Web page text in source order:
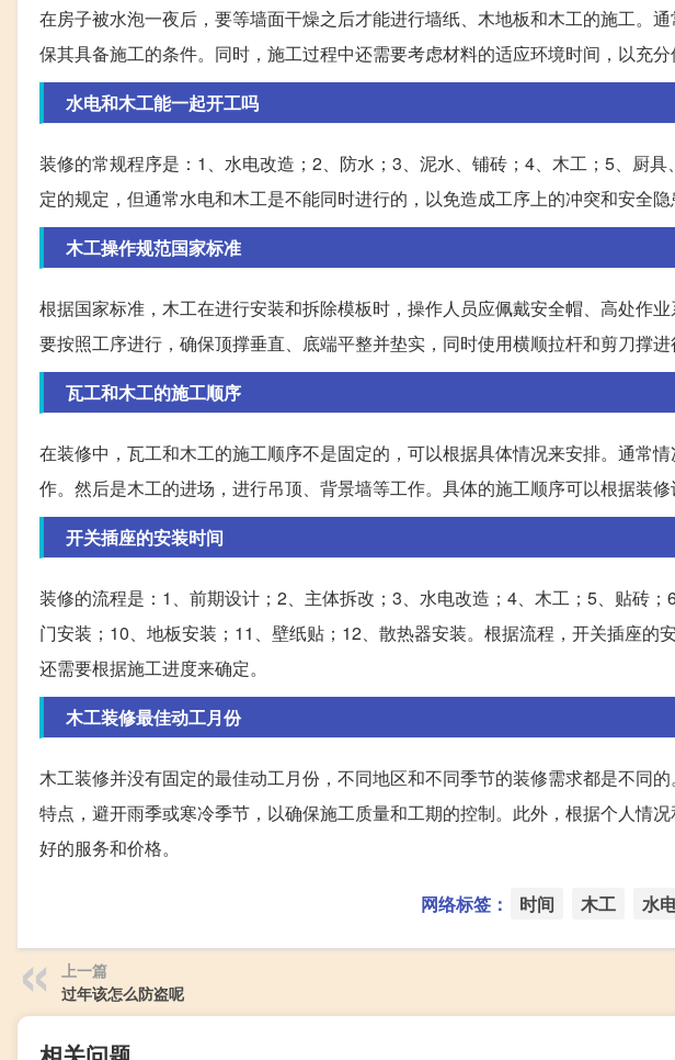
在房子被水泡一夜后，要等墙面干燥之后才能进行墙纸、木地板和木工的施工。
保其具备施工的条件。同时，施工过程中还需要考虑材料的适应环境时间，以充分
水电和木工能一起开工吗
装修的常规程序是：1、水电改造；2、防水；3、泥水、铺砖；4、木工；5、厨
定的规定，但通常水电和木工是不能同时进行的，以免造成工序上的冲突和安全隐
木工操作规范国家标准
根据国家标准，木工在进行安装和拆除模板时，操作人员应佩戴安全帽、高处作
要按照工序进行，确保顶撑垂直、底端平整并垫实，同时使用横顺拉杆和剪刀撑进
瓦工和木工的施工顺序
在装修中，瓦工和木工的施工顺序不是固定的，可以根据具体情况来安排。通常
作。然后是木工的进场，进行吊顶、背景墙等工作。具体的施工顺序可以根据装修
开关插座的安装时间
装修的流程是：1、前期设计；2、主体拆改；3、水电改造；4、木工；5、贴砖
门安装；10、地板安装；11、壁纸贴；12、散热器安装。根据流程，开关插座的
还需要根据施工进度来确定。
木工装修最佳动工月份
木工装修并没有固定的最佳动工月份，不同地区和不同季节的装修需求都是不同
特点，避开雨季或寒冷季节，以确保施工质量和工期的控制。此外，根据个人情
好的服务和价格。
网络标签： 时间 木工 水
上一篇
过年该怎么防盗呢